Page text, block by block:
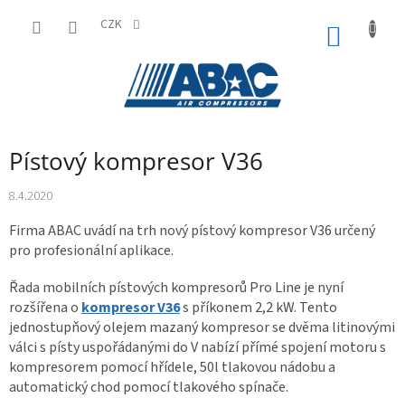
CZK
Pístový kompresor V36
8.4.2020
Firma ABAC uvádí na trh nový pístový kompresor V36 určený
pro profesionální aplikace.
Řada mobilních pístových kompresorů Pro Line je nyní
rozšířena o kompresor V36s příkonem 2,2 kW. Tento
jednostupňový olejem mazaný kompresor se dvěma litinovými
válci s písty uspořádanými do V nabízí přímé spojení motoru s
kompresorem pomocí hřídele, 50l tlakovou nádobu a
automatický chod pomocí tlakového spínače.